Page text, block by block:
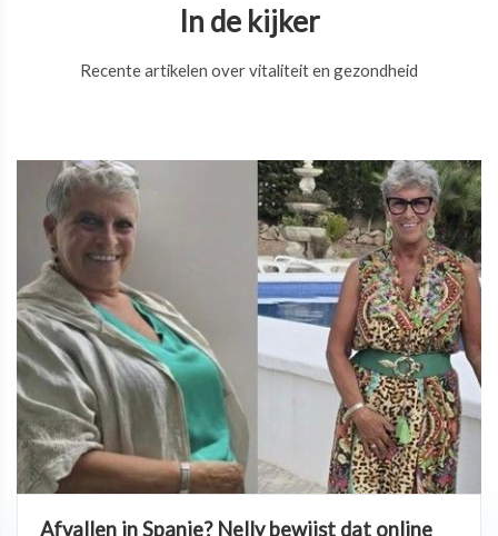
In de kijker
Recente artikelen over vitaliteit en gezondheid
Afvallen in Spanje? Nelly bewijst dat online